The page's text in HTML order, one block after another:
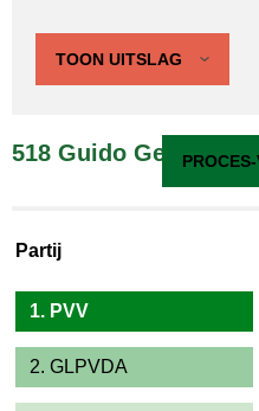
TOON UITSLAG
518 Guido
Partij
1. PVV
2. GLPVDA